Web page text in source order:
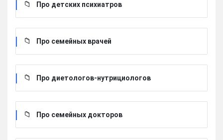
Про детских психиатров
Про семейных врачей
Про диетологов-нутрициологов
Про семейных докторов